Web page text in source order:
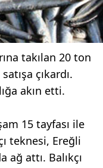
takılan 20 ton
çıkardı.
akın etti.
15 tayfası ile
teknesi, Ereğli
ağ attı. Balıkçı